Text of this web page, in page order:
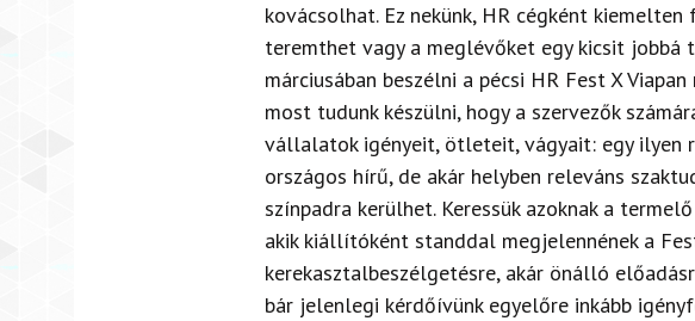
kovácsolhat. Ez nekünk, HR cégként
teremthet vagy a meglévőket egy kicsit jobbá
márciusában beszélni a pécsi HR Fest X
most tudunk készülni, hogy a szervezők
vállalatok igényeit, ötleteit, vágyait: egy ilyen
országos hírű, de akár helyben releváns
színpadra kerülhet. Keressük azoknak a
akik kiállítóként standdal megjelennének a
kerekasztalbeszélgetésre, akár önálló
bár jelenlegi kérdőívünk egyelőre inkább